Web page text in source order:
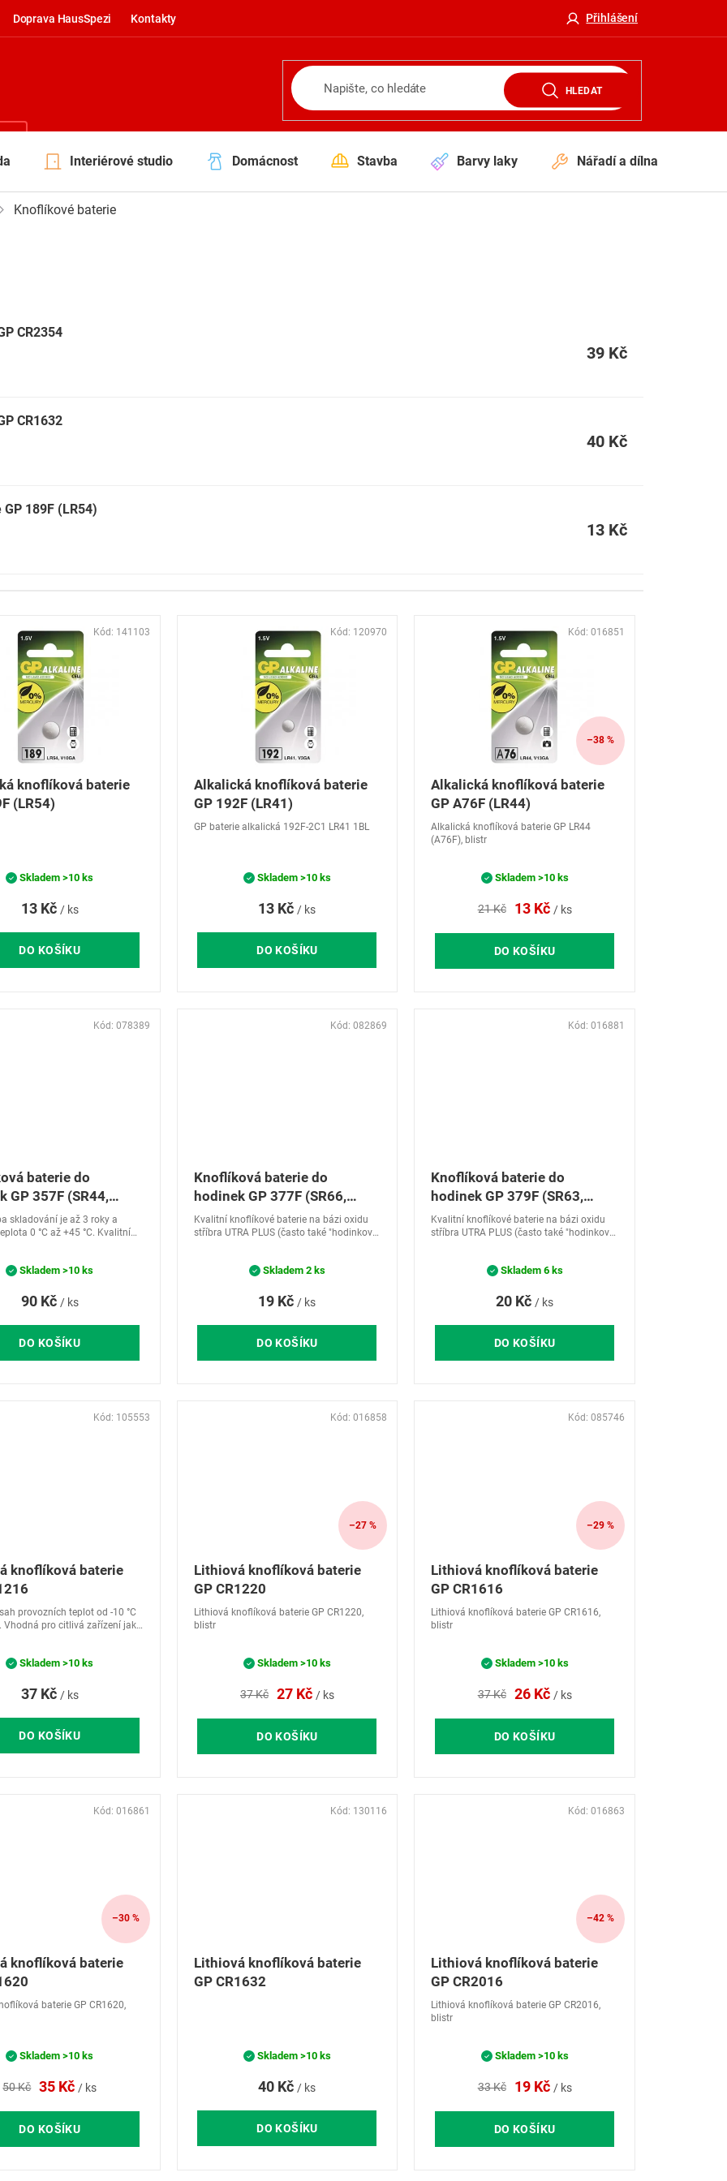
Doprava HausSpezi Kontakty Přihlášení
HLEDAT
Interiérové studio Domácnost Stavba Barvy laky Nářadí a dílna
Knoflíkové baterie
CR2354
39 Kč
CR1632
40 Kč
189F (LR54)
13 Kč
knoflíková baterie
(LR54)
13 Kč / ks
DO KOŠÍKU
Skladem>10 ks
Kód: 141103
Alkalická knoflíková baterie
GP 192F (LR41)
13 Kč / ks
DO KOŠÍKU
GP baterie alkalická 192F-2C1 LR41 1BL
Skladem >10 ks
Kód: 120970
–38 %
Alkalická knoflíková baterie
GP A76F (LR44)
21 Kč 13 Kč / ks
DO KOŠÍKU
Alkalická knoflíková baterie GP LR44
(A76F), blistr
Skladem >10 ks
Kód: 016851
baterie do
GP 357F (SR44,
90 Kč / ks
DO KOŠÍKU
skladování je až 3 roky a
0 °C až +45 °C. Kvalitní
určeny...
Skladem>10 ks
Kód: 078389
Knoflíková baterie do
hodinek GP 377F (SR66,
SR626)
19 Kč / ks
DO KOŠÍKU
Kvalitní knoflíkové baterie na bázi oxidu
stříbra UTRA PLUS (často také "hodinkové
Skladem 2 ks
Kód:082869
Knoflíková baterie do
hodinek GP 379F (SR63,
SR521)
20 Kč / ks
DO KOŠÍKU
Kvalitní knoflíkové baterie na bázi oxidu
stříbra UTRA PLUS (často také "hodinkové
Skladem 6 ks
Kód: 016881
knoflíková baterie
37 Kč / ks
DO KOŠÍKU
provozních teplot od -10 °C
Vhodná pro citlivá zařízení jako
Skladem>10 ks
Kód: 105553
–27 %
Lithiová knoflíková baterie
GP CR1220
37 Kč 27 Kč / ks
DO KOŠÍKU
Lithiová knoflíková baterie GP CR1220,
blistr
Skladem >10 ks
Kód:016858
–29 %
Lithiová knoflíková baterie
GP CR1616
37 Kč 26 Kč / ks
DO KOŠÍKU
Lithiová knoflíková baterie GP CR1616,
blistr
Skladem >10 ks
Kód: 085746
–30 %
knoflíková baterie
50 Kč 35 Kč/ ks
DO KOŠÍKU
baterie GP CR1620,
Skladem>10 ks
Kód: 016861
Lithiová knoflíková baterie
GP CR1632
40 Kč / ks
DO KOŠÍKU
Skladem >10 ks
Kód: 130116
–42 %
Lithiová knoflíková baterie
GP CR2016
33 Kč 19 Kč / ks
DO KOŠÍKU
Lithiová knoflíková baterie GP CR2016,
blistr
Skladem >10 ks
Kód: 016863